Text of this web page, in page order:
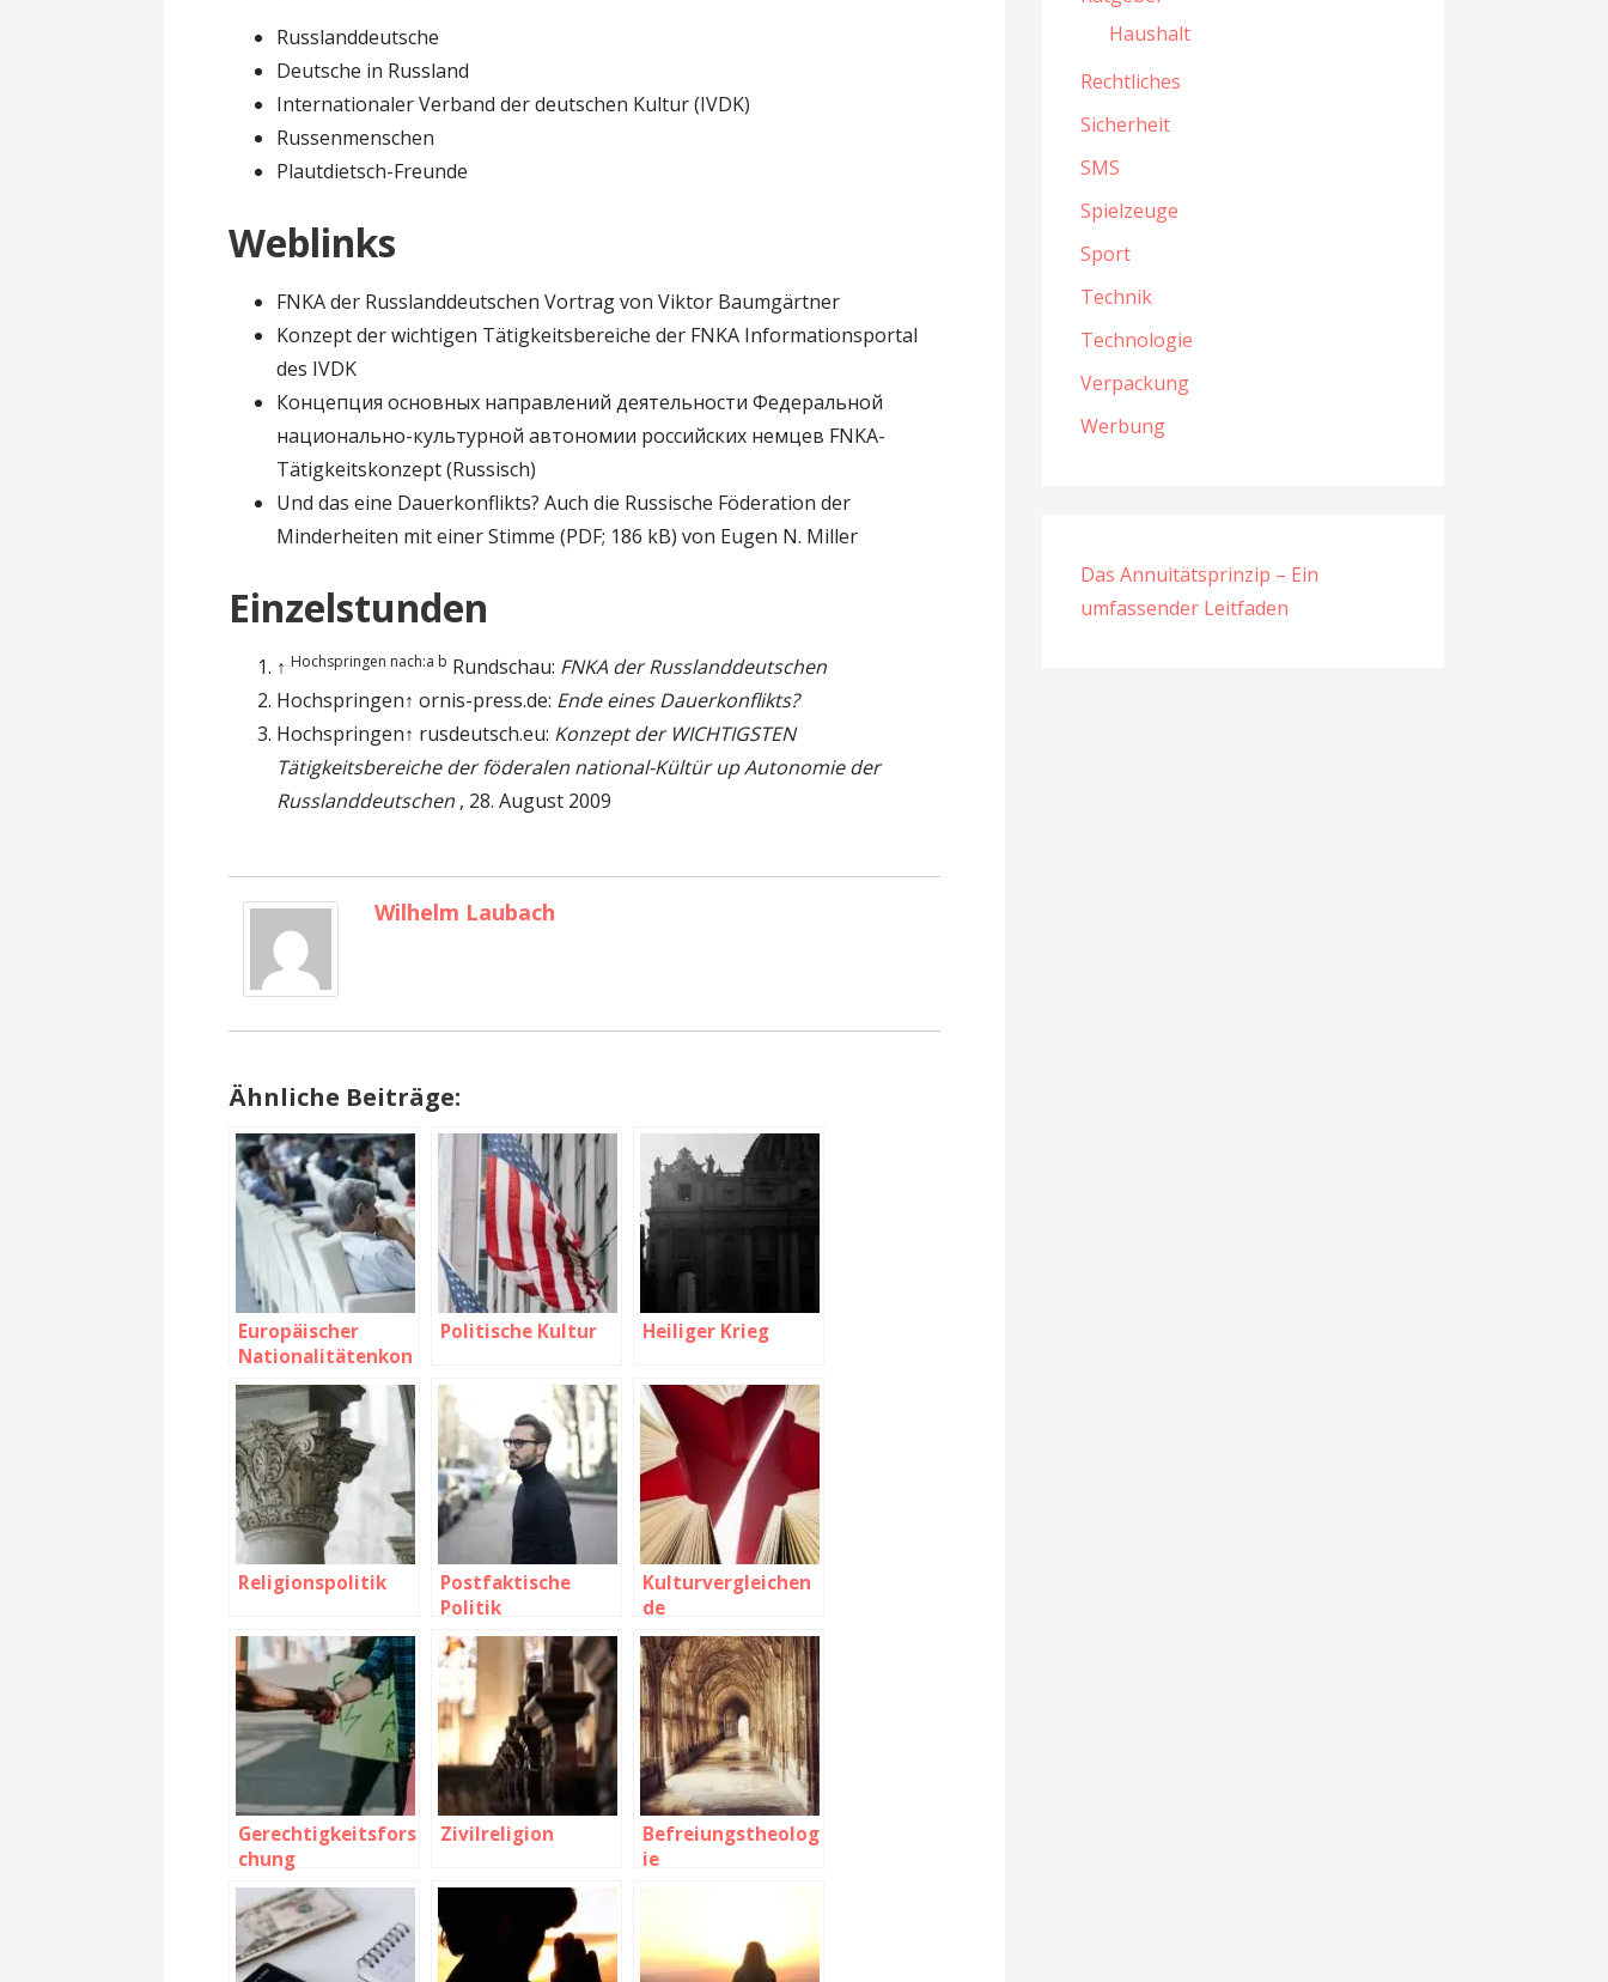
Russlanddeutsche
Deutsche in Russland
Internationaler Verband der deutschen Kultur (IVDK)
Russenmenschen
Plautdietsch-Freunde
Weblinks
FNKA der Russlanddeutschen Vortrag von Viktor Baumgärtner
Konzept der wichtigen Tätigkeitsbereiche der FNKA Informationsportal
des IVDK
Концепция основных направлений деятельности Федеральной
национально-культурной автономии российских немцев FNKA-
Tätigkeitskonzept (Russisch)
Und das eine Dauerkonflikts? Auch die Russische Föderation der
Minderheiten mit einer Stimme (PDF; 186 kB) von Eugen N. Miller
Einzelstunden
↑ Hochspringen nach:a b Rundschau: FNKA der Russlanddeutschen
Hochspringen↑ ornis-press.de: Ende eines Dauerkonflikts?
Hochspringen↑ rusdeutsch.eu: Konzept der WICHTIGSTEN
Tätigkeitsbereiche der föderalen national-Kültür up Autonomie der
Russlanddeutschen , 28. August 2009
Wilhelm Laubach
Ähnliche Beiträge:
Europäischer
Nationalitätenkon
gress
Politische Kultur Heiliger Krieg
Religionspolitik
Postfaktische
Politik
Kulturvergleichen
de
Sozialforschung
Gerechtigkeitsfors
chung
Zivilreligion
Befreiungstheolog
ie
Haushalt
Rechtliches
Sicherheit
SMS
Spielzeuge
Sport
Technik
Technologie
Verpackung
Werbung
Das Annuitätsprinzip – Ein
umfassender Leitfaden